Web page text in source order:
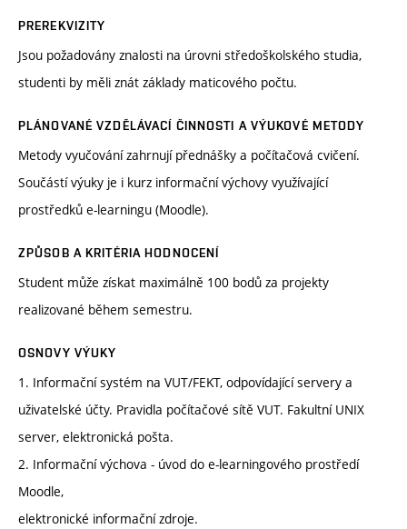
PREREKVIZITY
Jsou požadovány znalosti na úrovni středoškolského studia,
studenti by měli znát základy maticového počtu.
PLÁNOVANÉ VZDĚLÁVACÍ ČINNOSTI A VÝUKOVÉ METODY
Metody vyučování zahrnují přednášky a počítačová cvičení.
Součástí výuky je i kurz informační výchovy využívající
prostředků e-learningu (Moodle).
ZPŮSOB A KRITÉRIA HODNOCENÍ
Student může získat maximálně 100 bodů za projekty
realizované během semestru.
OSNOVY VÝUKY
1. Informační systém na VUT/FEKT, odpovídající servery a
uživatelské účty. Pravidla počítačové sítě VUT. Fakultní UNIX
server, elektronická pošta.
2. Informační výchova - úvod do e-learningového prostředí
Moodle,
elektronické informační zdroje.